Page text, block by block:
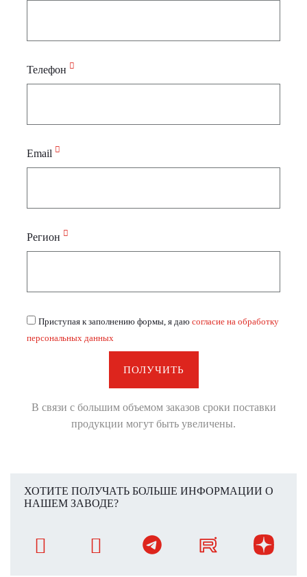
Телефон
Email
Регион
Приступая к заполнению формы, я даю согласие на обработку
персональных данных
ПОЛУЧИТЬ
В связи с большим объемом заказов сроки поставки
продукции могут быть увеличены.
ХОТИТЕ ПОЛУЧАТЬ БОЛЬШЕ ИНФОРМАЦИИ О
НАШЕМ ЗАВОДЕ?